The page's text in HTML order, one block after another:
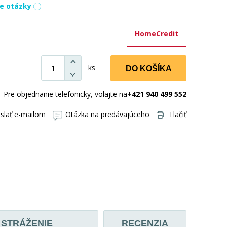
otázky
HomeCredit
ks DO KOŠÍKA
Pre objednanie telefonicky, volajte na+421 940 499 552
e-mailom Otázka na predávajúceho Tlačiť
STRÁŽENIE RECENZIA